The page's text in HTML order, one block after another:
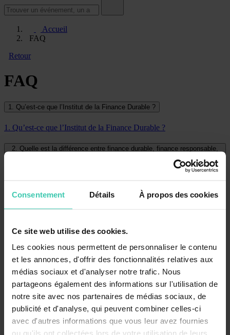
Consentement Détails À propos des cookies
Ce site web utilise des cookies.
Les cookies nous permettent de personnaliser le contenu
et les annonces, d'offrir des fonctionnalités relatives aux
médias sociaux et d'analyser notre trafic. Nous
partageons également des informations sur l'utilisation de
notre site avec nos partenaires de médias sociaux, de
publicité et d'analyse, qui peuvent combiner celles-ci
avec d'autres informations que vous leur avez fournies
ou qu'ils ont collectées lors de votre utilisation de leurs
Accueil
FAQ
Retour
FAQ
1. Qu’est-ce que l’Institut de la Finance Durable ?
1. Qu’est-ce que l’Institut de la Finance Durable ?
2. Quelle est la différence entre finance durable, finance responsable,
finance bleue ?
4. Comment rester informé de nos actualités et projets ?
4. Comment rester informé de nos actualités et projets ?
5. Comment rejoindre un groupe de travail ?
5. Comment rejoindre un groupe de travail ?